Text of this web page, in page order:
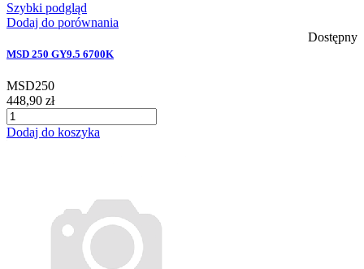
Szybki podgląd
Dodaj do porównania
Dostępny
MSD 250 GY9.5 6700K
MSD250
448,90 zł
Dodaj do koszyka